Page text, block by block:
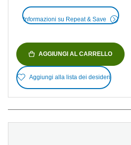
Informazioni su Repeat & Save
AGGIUNGI AL CARRELLO
Aggiungi alla lista dei desideri